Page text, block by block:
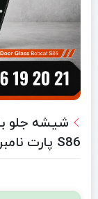
S86 پارت نامبر 7435779